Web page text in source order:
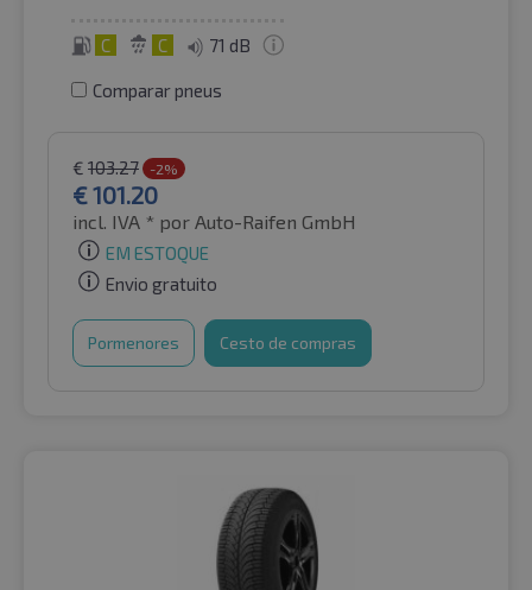
C C 71 dB
Comparar pneus
€ 103.27 -2%
€101.20
incl. IVA * por Auto-Raifen GmbH
EM ESTOQUE
Envio gratuito
Pormenores Cesto de compras